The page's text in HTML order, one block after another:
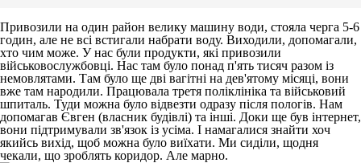
Привозили на один район велику машину води, стояла черга 5-6
годин, але не всі встигали набрати воду. Виходили, допомагали,
хто чим може. У нас були продукти, які привозили
військовослужбовці. Нас там було понад п'ять тисяч разом із
немовлятами. Там було ще дві вагітні на дев'ятому місяці, вони
вже там народили. Працювала третя поліклініка та військовий
шпиталь. Туди можна було відвезти одразу після пологів. Нам
допомагав Євген (власник будівлі) та інші. Доки ще був інтернет,
вони підтримували зв'язок із усіма. І намагалися знайти хоч
якийсь вихід, щоб можна було виїхати. Ми сиділи, щодня
чекали, що зроблять коридор. Але марно.